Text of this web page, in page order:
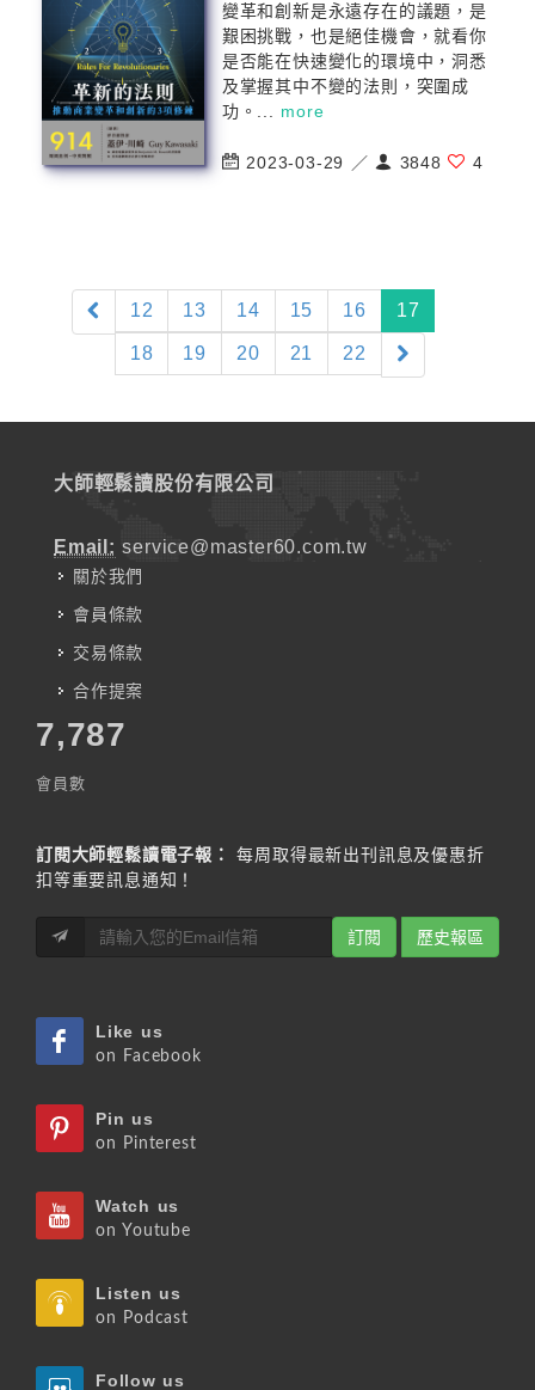
變革和創新是永遠存在的議題，是
艱困挑戰，也是絕佳機會，就看你
是否能在快速變化的環境中，洞悉
及掌握其中不變的法則，突圍成
功。... more
2023-03-29 ／ 3848 4
12 13 14 15 16 17
18 19 20 21 22
大師輕鬆讀股份有限公司
Email: service@master60.com.tw
關於我們
會員條款
交易條款
合作提案
7,787
會員數
訂閱大師輕鬆讀電子報：
每周取得最新出刊訊息及優惠折
扣等重要訊息通知！
訂閱 歷史報區
Like us
on Facebook
Pin us
on Pinterest
Watch us
on Youtube
Listen us
on Podcast
Follow us